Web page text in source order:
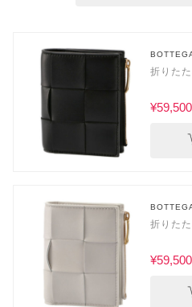
折りた
¥59,500
折りた
¥59,500